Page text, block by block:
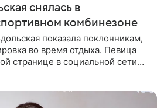
снялась в
комбинезоне
показала поклонникам,
во время отдыха. Певица
странице в социальной сети